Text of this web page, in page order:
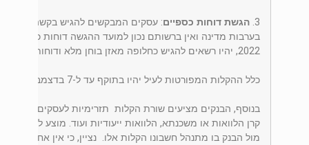
3. הגשת דוחות כספיים: עסקים המבקשים להגיש בקשה לקבלת
בערבות מדינה ואין ברשותם נכון למועד ההגשה דוחות כספיים
2022, יהיו רשאים להגיש כחלופה מאזן בוחן מלא ודוחות מע"מ לשנת 2022.
כלל ההקלות המפורטות לעיל יהיו בתוקף עד ל-7 בדצמבר 2023.
בנוסף, הבנקים מציעים שורת הקלות תזרימיות לעסקים, לרבות:
קרן הלוואות או משכנתא, הלוואות ייעודיות ועוד. מוצע לכל עסק
מול הבנק בו מתנהל חשבונו הקלות אלו. נציין, כי אין אחידות בין